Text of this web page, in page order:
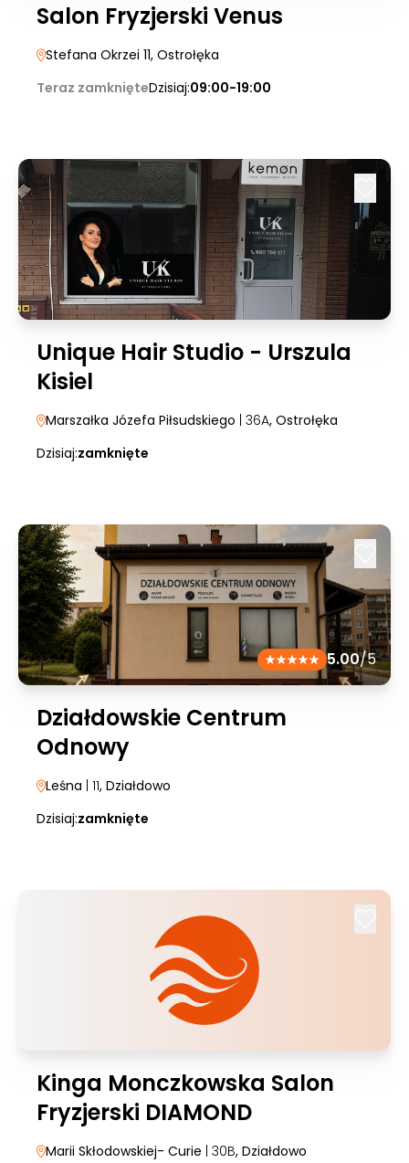
Salon Fryzjerski Venus
Stefana Okrzei 11, Ostrołęka
Teraz zamknięteDzisiaj:09:00-19:00
Unique Hair Studio - Urszula
Kisiel
Marszałka Józefa Piłsudskiego | 36A, Ostrołęka
Dzisiaj:zamknięte
5.00/5
Działdowskie Centrum
Odnowy
Leśna | 11, Działdowo
Dzisiaj:zamknięte
Kinga Monczkowska Salon
Fryzjerski DIAMOND
Marii Skłodowskiej- Curie | 30B, Działdowo